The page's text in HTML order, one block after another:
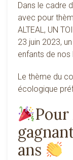
Dans le cadre
avec pour
ALTEAL, UN
23 juin 2023,
enfants de
Le thème du
écologique
Pour
ans